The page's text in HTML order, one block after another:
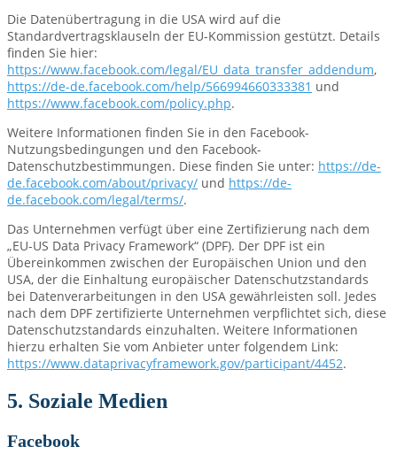
Die Datenübertragung in die USA wird auf die
Standardvertragsklauseln der EU-Kommission gestützt. Details
finden Sie hier:
https://www.facebook.com/legal/EU_data_transfer_addendum,
https://de-de.facebook.com/help/566994660333381 und
https://www.facebook.com/policy.php.
Weitere Informationen finden Sie in den Facebook-
Nutzungsbedingungen und den Facebook-
Datenschutzbestimmungen. Diese finden Sie unter: https://de-
de.facebook.com/about/privacy/ und https://de-
de.facebook.com/legal/terms/.
Das Unternehmen verfügt über eine Zertifizierung nach dem
„EU-US Data Privacy Framework“ (DPF). Der DPF ist ein
Übereinkommen zwischen der Europäischen Union und den
USA, der die Einhaltung europäischer Datenschutzstandards
bei Datenverarbeitungen in den USA gewährleisten soll. Jedes
nach dem DPF zertifizierte Unternehmen verpflichtet sich, diese
Datenschutzstandards einzuhalten. Weitere Informationen
hierzu erhalten Sie vom Anbieter unter folgendem Link:
https://www.dataprivacyframework.gov/participant/4452.
5. Soziale Medien
Facebook